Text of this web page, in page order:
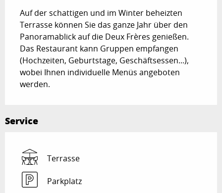
Auf der schattigen und im Winter beheizten
Terrasse können Sie das ganze Jahr über den
Panoramablick auf die Deux Frères genießen.
Das Restaurant kann Gruppen empfangen
(Hochzeiten, Geburtstage, Geschäftsessen...),
wobei Ihnen individuelle Menüs angeboten
werden.
Service
Terrasse
Parkplatz